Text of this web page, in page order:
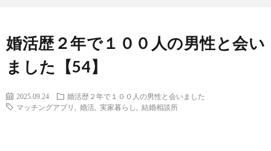
婚活歴２年で１００人の男性と会い
ました【54】
2025.09.24
婚活歴２年で１００人の男性と会いました
マッチングアプリ
婚活 実家暮らし 結婚相談所